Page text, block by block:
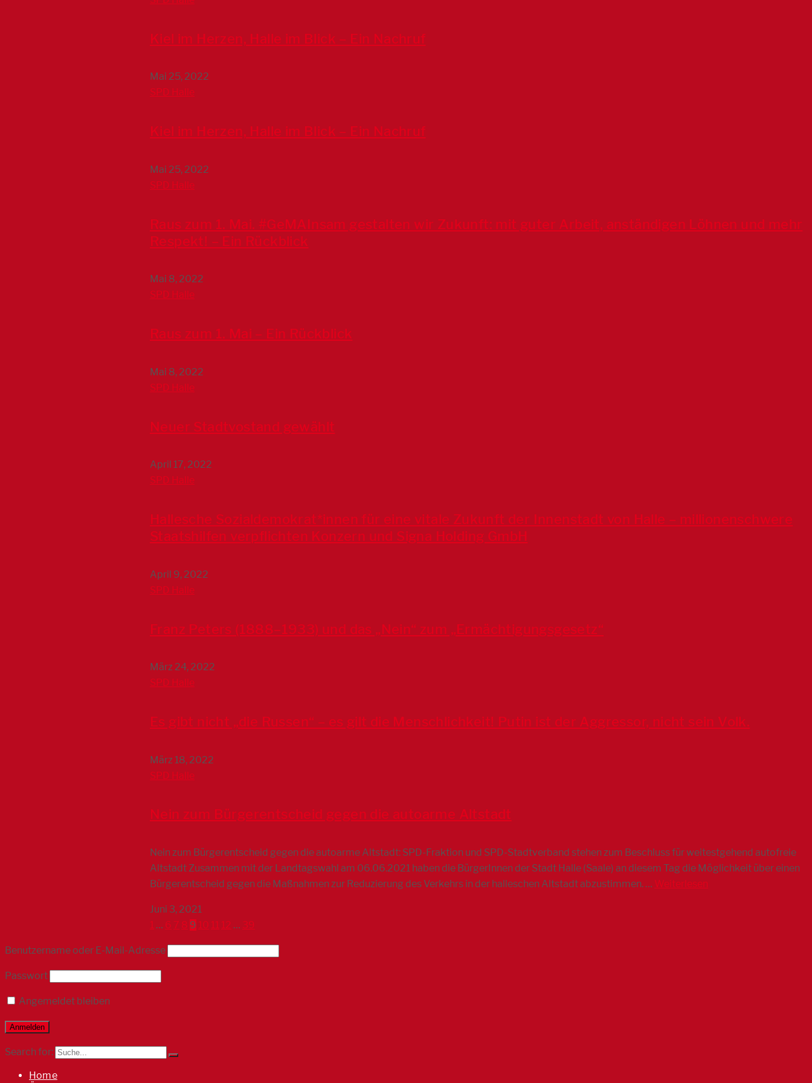
Kiel im Herzen, Halle im Blick – Ein Nachruf
Mai 25, 2022
SPD Halle
Kiel im Herzen, Halle im Blick – Ein Nachruf
Mai 25, 2022
SPD Halle
Raus zum 1. Mai. #GeMAInsam gestalten wir Zukunft: mit guter Arbeit, anständigen Löhnen und mehr
Respekt! – Ein Rückblick
Mai 8, 2022
SPD Halle
Raus zum 1. Mai – Ein Rückblick
Mai 8, 2022
SPD Halle
Neuer Stadtvostand gewählt
April 17, 2022
SPD Halle
Hallesche Sozialdemokrat*innen für eine vitale Zukunft der Innenstadt von Halle – millionenschwere
Staatshilfen verpflichten Konzern und Signa Holding GmbH
April 9, 2022
SPD Halle
Franz Peters (1888–1933) und das „Nein“ zum „Ermächtigungsgesetz“
März 24, 2022
SPD Halle
Es gibt nicht „die Russen“ – es gilt die Menschlichkeit! Putin ist der Aggressor, nicht sein Volk.
März 18, 2022
SPD Halle
Nein zum Bürgerentscheid gegen die autoarme Altstadt
Nein zum Bürgerentscheid gegen die autoarme Altstadt: SPD-Fraktion und SPD-Stadtverband stehen zum Beschluss für weitestgehend autofreie
Altstadt Zusammen mit der Landtagswahl am 06.06.2021 haben die BürgerInnen der Stadt Halle (Saale) an diesem Tag die Möglichkeit über einen
Bürgerentscheid gegen die Maßnahmen zur Reduzierung des Verkehrs in der halleschen Altstadt abzustimmen. … Weiterlesen
Juni 3, 2021
1 … 6 7 8 9 10 11 12 … 39
Benutzername oder E-Mail-Adresse
Passwort
Angemeldet bleiben
Search for:
Home